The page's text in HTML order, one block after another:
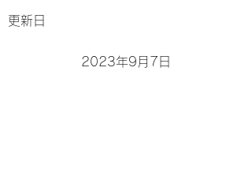
更新日
2023年9月7日